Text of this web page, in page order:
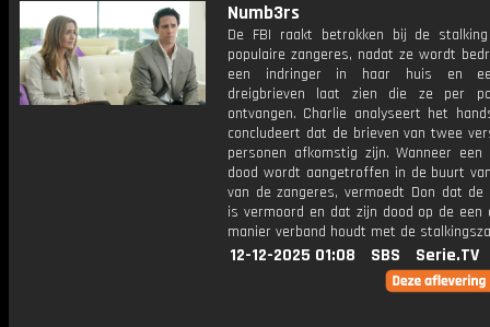
Numb3rs
De FBI raakt betrokken bij de
populaire zangeres, nadat ze wordt
een indringer in haar huis en
dreigbrieven laat zien die ze per
ontvangen. Charlie analyseert het
concludeert dat de brieven van twee
personen afkomstig zijn. Wanneer
dood wordt aangetroffen in de buurt
van de zangeres, vermoedt Don dat
is vermoord en dat zijn dood op de een
manier verband houdt met de
12-12-2025 01:08 SBS Serie.TV